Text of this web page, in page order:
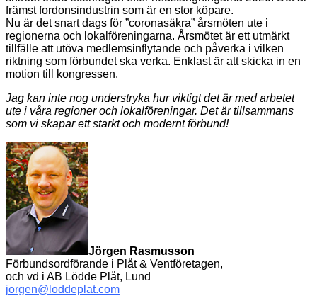
främst fordonsindustrin som är en stor köpare.
Nu är det snart dags för ”coronasäkra” årsmöten ute i
regionerna och lokalföreningarna. Årsmötet är ett utmärkt
tillfälle att utöva medlemsinflytande och påverka i vilken
riktning som förbundet ska verka. Enklast är att skicka in en
motion till kongressen.
Jag kan inte nog understryka hur viktigt det är med arbetet
ute i våra regioner och lokalföreningar. Det är tillsammans
som vi skapar ett starkt och modernt förbund!
Jörgen Rasmusson
Förbundsordförande i Plåt & Ventföretagen,
och vd i AB Lödde Plåt, Lund
jorgen@loddeplat.com